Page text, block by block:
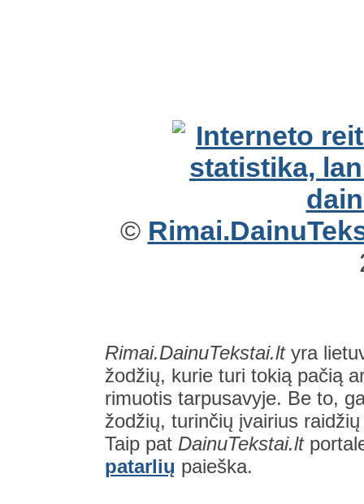
©
Rimai.DainuTekstai.ltyra
žodžių, kurie turi tokią pačią
rimuotis tarpusavyje. Be to,
žodžių, turinčių įvairius
Taip pat DainuTekstai.lt
patarlių paieška.